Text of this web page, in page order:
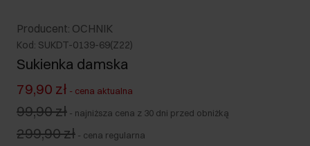
Producent: OCHNIK
Kod: SUKDT-0139-69(Z22)
Sukienka damska
79,90 zł - cena aktualna
99,90 zł - najniższa cena z 30 dni przed obniżką
299,90 zł - cena regularna